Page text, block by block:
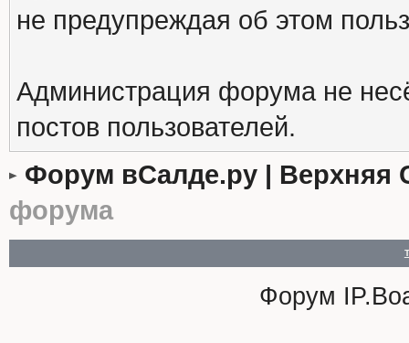
не предупреждая об этом
Администрация форума не
постов пользователей.
Форум вСалде.ру | Верхняя
форума
Форум